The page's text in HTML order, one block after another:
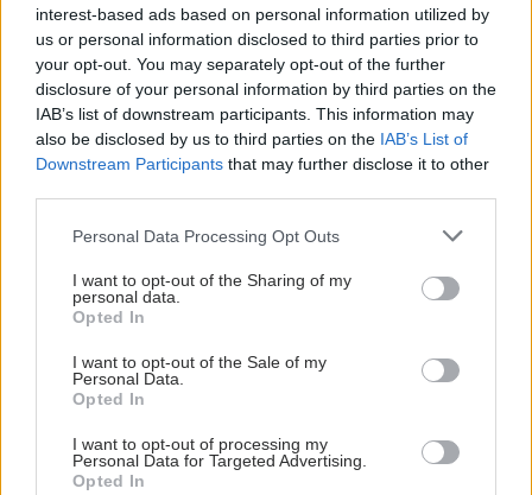
interest-based ads based on personal information utilized by
us or personal information disclosed to third parties prior to
your opt-out. You may separately opt-out of the further
disclosure of your personal information by third parties on the
IAB’s list of downstream participants. This information may
also be disclosed by us to third parties on the IAB’s List of
Downstream Participants that may further disclose it to other
Please note that this website/app uses one or more Google
not limited to your visit or usage behaviour. You may click to
grant or deny consent to Google and its third-party tags to
use your data for below specified purposes in below Google
consent section.
Personal Data Processing Opt Outs
I want to opt-out of the Sharing of my
personal data.
Opted In
I want to opt-out of the Sale of my
Personal Data.
Opted In
I want to opt-out of processing my
Personal Data for Targeted Advertising.
Opted In